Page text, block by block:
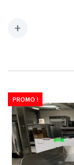
PROMO !